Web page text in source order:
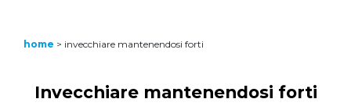
home > invecchiare mantenendosi forti
Invecchiare mantenendosi forti